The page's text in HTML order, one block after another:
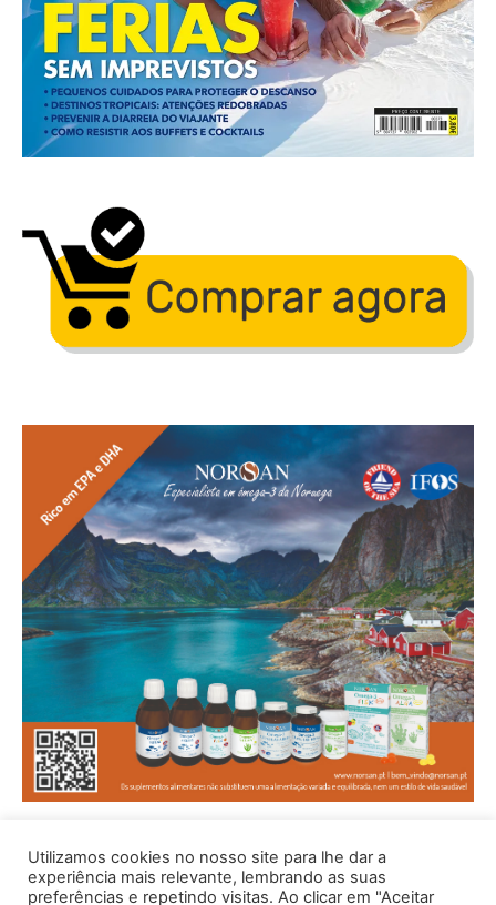
Utilizamos cookies no nosso site para lhe dar a
experiência mais relevante, lembrando as suas
preferências e repetindo visitas. Ao clicar em "Aceitar